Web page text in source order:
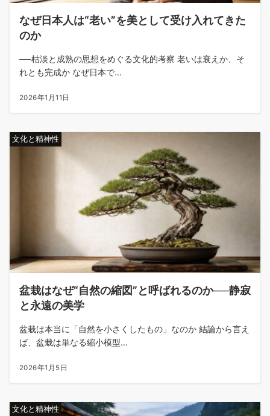
なぜ日本人は“老い”を美として受け入れてきた
のか
──枯淡と成熟の思想をめぐる文化的考察 老いは衰えか、そ
れとも完成か なぜ日本で...
2026年1月11日
文化と精神性
盆栽はなぜ“自然の縮図”と呼ばれるのか──静寂
と永遠の美学
盆栽は本当に「自然を小さくしたもの」なのか 結論から言え
ば、盆栽は単なる縮小模型...
2026年1月5日
文化と精神性